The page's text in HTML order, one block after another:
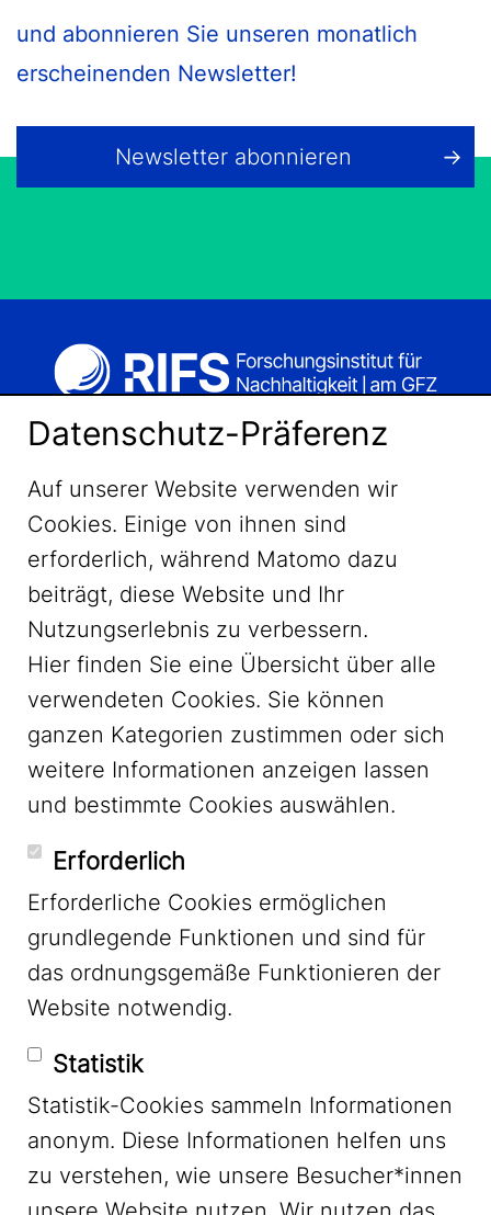
und abonnieren Sie unseren monatlich
erscheinenden Newsletter!
Newsletter abonnieren
LinkedIn
YouTube
Mastodon
Datenschutz-Präferenz
Auf unserer Website verwenden wir
Cookies. Einige von ihnen sind
erforderlich, während Matomo dazu
beiträgt, diese Website und Ihr
Nutzungserlebnis zu verbessern.
Hier finden Sie eine Übersicht über alle
verwendeten Cookies. Sie können
ganzen Kategorien zustimmen oder sich
weitere Informationen anzeigen lassen
und bestimmte Cookies auswählen.
Erforderlich
Erforderliche Cookies ermöglichen
grundlegende Funktionen und sind für
das ordnungsgemäße Funktionieren der
Website notwendig.
Statistik
Statistik-Cookies sammeln Informationen
anonym. Diese Informationen helfen uns
zu verstehen, wie unsere Besucher*innen